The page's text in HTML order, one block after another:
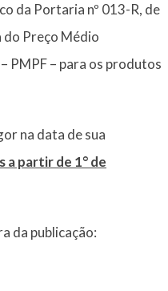
da Portaria nº 013-R, de
Preço Médio
PMPF – para os produtos
na data de sua
partir de 1° de
da publicação: